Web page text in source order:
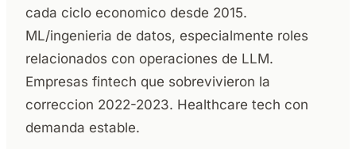
cada ciclo economico desde 2015.
ML/ingenieria de datos, especialmente roles
relacionados con operaciones de LLM.
Empresas fintech que sobrevivieron la
correccion 2022-2023. Healthcare tech con
demanda estable.